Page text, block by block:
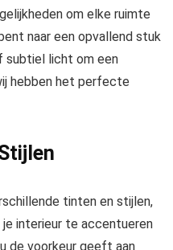
om elke ruimte
naar een opvallend stuk
subtiel licht om een
hebben het perfecte
tinten en stijlen,
interieur te accentueren
de voorkeur geeft aan